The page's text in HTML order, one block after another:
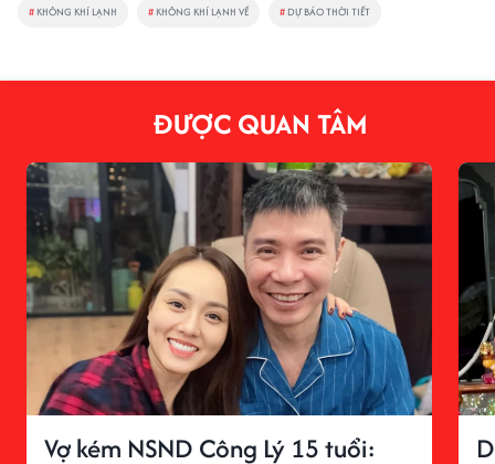
# KHÔNG KHÍ LẠNH # KHÔNG KHÍ LẠNH VỀ # DỰ BÁO THỜI TIẾT
ĐƯỢC QUAN TÂM
Vợ kém NSND Công Lý 15 tuổi: